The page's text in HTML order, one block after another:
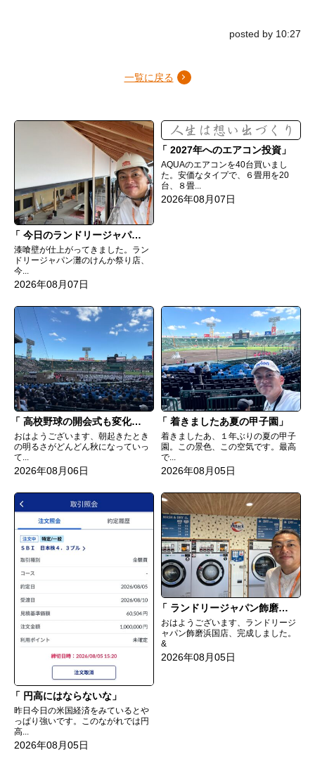
posted by 10:27
一覧に戻る
今日のランドリージャパン灘のけんか祭り店
漆喰壁が仕上がってきました。ラン
ドリージャパン灘のけんか祭り店、
今...
2026年08月07日
2027年へのエアコン投資
AQUAのエアコンを40台買いまし
た。安価なタイプで、６畳用を20
台、８畳...
2026年08月07日
高校野球の開会式も変化してる
おはようございます、朝起きたとき
の明るさがどんどん秋になっていっ
て...
2026年08月06日
着きましたあ夏の甲子園
着きましたあ、１年ぶりの夏の甲子
園。この景色、この空気です。最高
で...
2026年08月05日
円高にはならないな
昨日今日の米国経済をみているとや
っぱり強いです。このながれでは円
高...
2026年08月05日
ランドリージャパン飾磨浜国店完成
おはようございます、ランドリージ
ャパン飾磨浜国店、完成しました。
&
2026年08月05日